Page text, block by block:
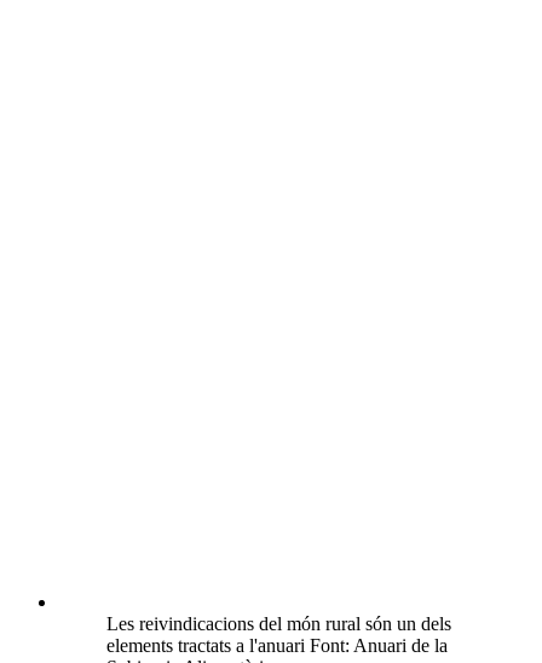
Les reivindicacions del món rural són un dels
elements tractats a l'anuari Font: Anuari de la